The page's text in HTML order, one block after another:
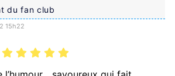
du fan club
15h22